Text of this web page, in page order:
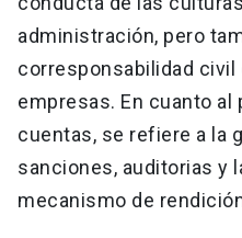
administración, pero
corresponsabilidad
empresas. En cuanto al
cuentas, se refiere a la
sanciones, auditorias y
mecanismo de